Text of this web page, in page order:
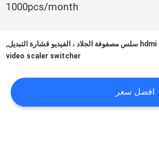
1000pcs/month
hdmi سلس مصفوفة الجلاد ، الفيديو قشارة التبديل ,
video scaler switcher
افضل سعر